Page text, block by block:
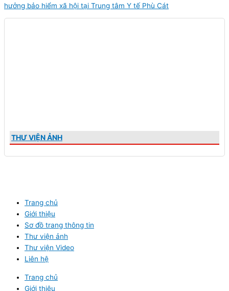
hưởng bảo hiểm xã hội tại Trung tâm Y tế Phù Cát
THƯ VIỆN ẢNH
Trang chủ
Giới thiệu
Sơ đồ trang thông tin
Thư viện ảnh
Thư viện Video
Liên hệ
Trang chủ
Giới thiệu